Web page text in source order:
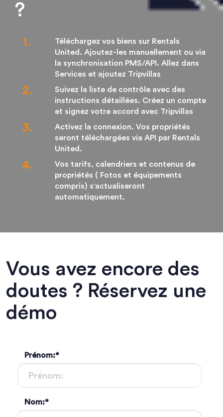
?
Téléchargez vos biens sur Rentals
United. Ajoutez-les manuellement ou via
la synchronisation PMS/API. Allez dans
Services et ajoutez Tripvillas
Suivez la liste de contrôle avec des
instructions détaillées. Créez un compte
et signez votre accord avec Tripvillas
Activez la connexion. Vos propriétés
seront téléchargées via API par Rentals
United.
Vos tarifs, calendriers et contenus de
propriétés ( Fotos et équipements
compris) s'actualiseront
automatiquement.
Vous avez encore des
doutes ? Réservez une
démo
Prénom:*
Nom:*